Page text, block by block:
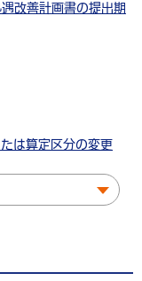
改善計画書の提出期
は算定区分の変更